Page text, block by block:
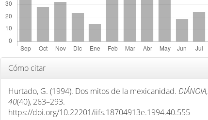
n
p
l
Detalles
del
artículo
Cómo citar
Hurtado, G. (1994). Dos mitos de la mexicanidad. DIÁNOIA,
40(40), 263–293.
https://doi.org/10.22201/iifs.18704913e.1994.40.555